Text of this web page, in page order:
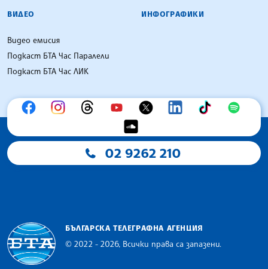
ВИДЕО
Видео емисия
Подкаст БТА Час Паралели
Подкаст БТА Час ЛИК
ИНФОГРАФИКИ
02 9262 210
БЪЛГАРСКА ТЕЛЕГРАФНА АГЕНЦИЯ
© 2022 - 2026, Всички права са запазени.